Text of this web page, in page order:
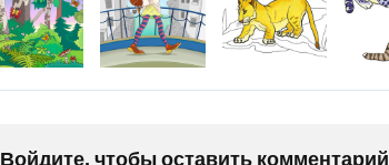
Войдите, чтобы оставить комментарий